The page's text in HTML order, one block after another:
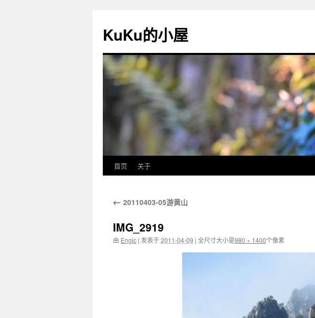
KuKu的小屋
首页 关于
← 20110403-05游黄山
IMG_2919
由 Engic | 发表于2011-04-09 | 全尺寸大小是980 × 1400个像素